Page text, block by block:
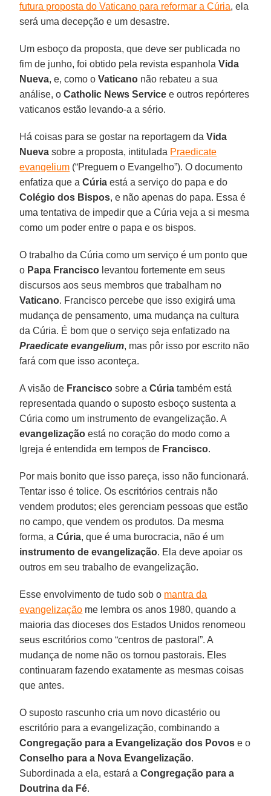
futura proposta do Vaticano para reformar a Cúria, ela
será uma decepção e um desastre.
Um esboço da proposta, que deve ser publicada no
fim de junho, foi obtido pela revista espanholaVida
Nueva, e, como oVaticano não rebateu a sua
análise, oCatholic News Service e outros repórteres
vaticanos estão levando-a a sério.
Há coisas para se gostar na reportagem daVida
Nueva sobre a proposta, intitulada Praedicate
evangelium (“Preguem o Evangelho”). O documento
enfatiza que aCúria está a serviço do papa e do
Colégio dos Bispos, e não apenas do papa. Essa é
uma tentativa de impedir que a Cúria veja a si mesma
como um poder entre o papa e os bispos.
O trabalho da Cúria como um serviço é um ponto que
o Papa Francisco levantou fortemente em seus
discursos aos seus membros que trabalham no
Vaticano. Francisco percebe que isso exigirá uma
mudança de pensamento, uma mudança na cultura
da Cúria. É bom que o serviço seja enfatizado na
Praedicate evangelium, mas pôr isso por escrito não
fará com que isso aconteça.
A visão de Francisco sobre aCúria também está
representada quando o suposto esboço sustenta a
Cúria como um instrumento de evangelização. A
evangelização está no coração do modo como a
Igreja é entendida em tempos de Francisco.
Por mais bonito que isso pareça, isso não funcionará.
Tentar isso é tolice. Os escritórios centrais não
vendem produtos; eles gerenciam pessoas que estão
no campo, que vendem os produtos. Da mesma
forma, aCúria, que é uma burocracia, não é um
instrumento de evangelização. Ela deve apoiar os
outros em seu trabalho de evangelização.
Esse envolvimento de tudo sob o mantra da
evangelização me lembra os anos 1980, quando a
maioria das dioceses dos Estados Unidos renomeou
seus escritórios como “centros de pastoral”. A
mudança de nome não os tornou pastorais. Eles
continuaram fazendo exatamente as mesmas coisas
que antes.
O suposto rascunho cria um novo dicastério ou
escritório para a evangelização, combinando a
Congregação para a Evangelização dos Povos e o
Conselho para a Nova Evangelização.
Subordinada a ela, estará aCongregação para a
Doutrina da Fé.